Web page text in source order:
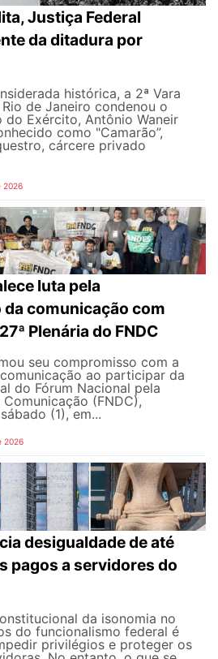
Justiça Federal
da ditadura por
histórica, a 2ª Vara
de Janeiro condenou o
Exército, Antônio Waneir
como "Camarão”,
cárcere privado
2026
luta pela
comunicação com
Plenária do FNDC
seu compromisso com a
ao participar da
do Fórum Nacional pela
(FNDC),
(1), em...
2026
desigualdade de até
pagos a servidores do
da isonomia no
do funcionalismo federal é
privilégios e proteger os